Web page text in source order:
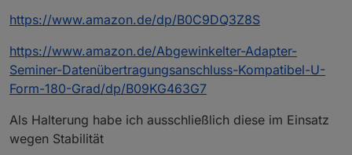
https://www.amazon.de/dp/B0C9DQ3Z8S
https://www.amazon.de/Abgewinkelter-Adapter-
Seminer-Datenübertragungsanschluss-Kompatibel-U-
Form-180-Grad/dp/B09KG463G7
Als Halterung habe ich ausschließlich diese im Einsatz
wegen Stabilität